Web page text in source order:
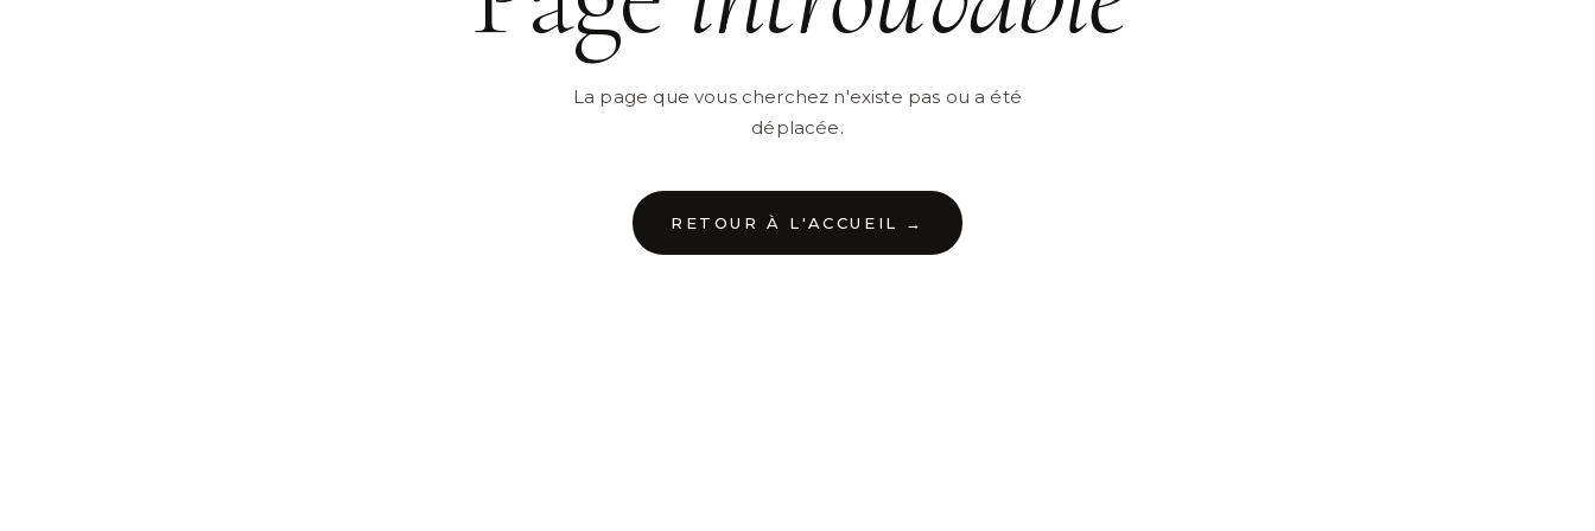
La page que vous cherchez n'existe pas ou a été
déplacée.
RETOUR À L'ACCUEIL →